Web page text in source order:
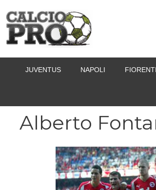
contenuto
JUVENTUS NAPOLI
Alberto